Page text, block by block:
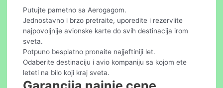
Putujte pametno sa Aerogagom.
Jednostavno i brzo pretraite, uporedite i rezerviite
najpovoljnije avionske karte do svih destinacija irom
sveta.
Potpuno besplatno pronaite najjeftiniji let.
Odaberite destinaciju i avio kompaniju sa kojom ete
leteti na bilo koji kraj sveta.